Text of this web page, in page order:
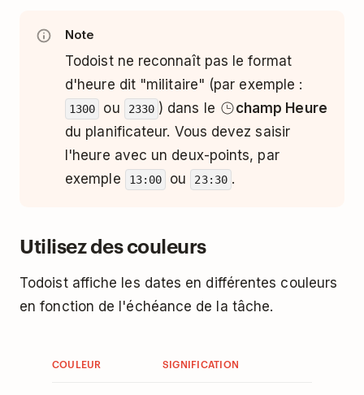
Note
Todoist ne reconnaît pas le format
d'heure dit "militaire" (par exemple :
1300 ou 2330 ) dans le
champ Heure
du planificateur. Vous devez saisir
l'heure avec un deux-points, par
exemple
13:00 ou 23:30 .
Utilisez des couleurs
Todoist affiche les dates en différentes couleurs
en fonction de l'échéance de la tâche.
COULEUR SIGNIFICATION